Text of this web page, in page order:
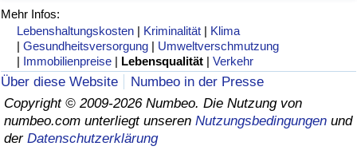
Mehr Infos:
Lebenshaltungskosten | Kriminalität | Klima
|Gesundheitsversorgung | Umweltverschmutzung
| Immobilienpreise | Lebensqualität |Verkehr
Über diese Website
Numbeo in der Presse
Copyright © 2009-2026 Numbeo. Die Nutzung von
numbeo.com unterliegt unseren Nutzungsbedingungen und
der Datenschutzerklärung
Lebenshaltungskosten-Index nach Land
in Akaba
Immobilienpreis-Index nach Land
Lebensqualitätsindex nach Land
Kriminalität
Kriminalitäts-Index (aktuell)
Kriminalitäts-Index